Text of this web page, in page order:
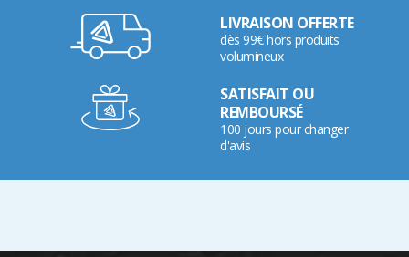
LIVRAISON OFFERTE
dès 99€ hors produits
volumineux
SATISFAIT OU
REMBOURSÉ
100 jours pour changer
d'avis